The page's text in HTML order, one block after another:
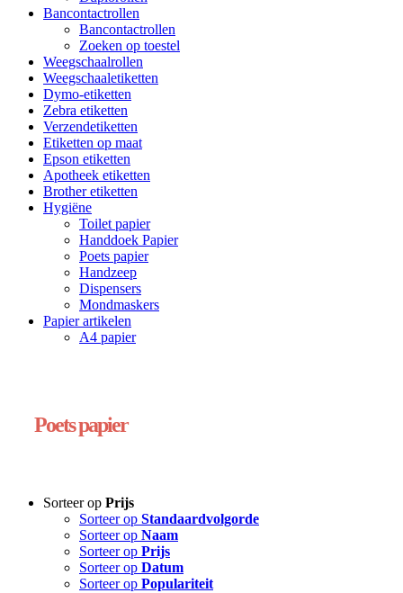
Bancontactrollen
Bancontactrollen
Zoeken op toestel
Weegschaalrollen
Weegschaaletiketten
Dymo-etiketten
Zebra etiketten
Verzendetiketten
Etiketten op maat
Epson etiketten
Apotheek etiketten
Brother etiketten
Hygiëne
Toilet papier
Handdoek Papier
Poets papier
Handzeep
Dispensers
Mondmaskers
Papier artikelen
A4 papier
Poets papier
Sorteer op Prijs
Sorteer op Standaardvolgorde
Sorteer op Naam
Sorteer op Prijs
Sorteer op Datum
Sorteer op Populariteit